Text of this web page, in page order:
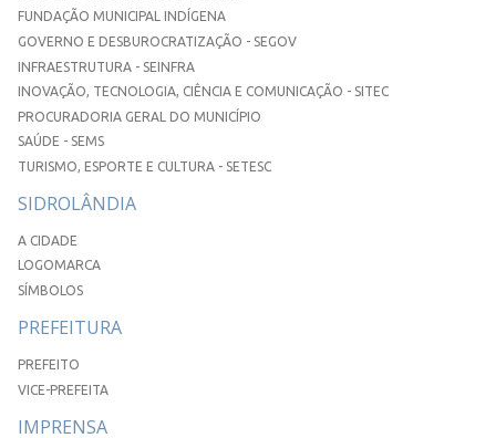
FUNDAÇÃO MUNICIPAL INDÍGENA
GOVERNO E DESBUROCRATIZAÇÃO - SEGOV
INFRAESTRUTURA - SEINFRA
INOVAÇÃO, TECNOLOGIA, CIÊNCIA E COMUNICAÇÃO - SITEC
PROCURADORIA GERAL DO MUNICÍPIO
SAÚDE - SEMS
TURISMO, ESPORTE E CULTURA - SETESC
SIDROLÂNDIA
A CIDADE
LOGOMARCA
SÍMBOLOS
PREFEITURA
PREFEITO
VICE-PREFEITA
IMPRENSA